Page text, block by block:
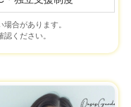
合があります。
ください。